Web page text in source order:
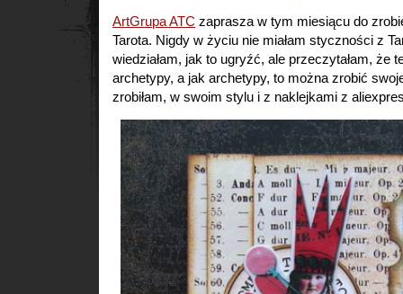
ArtGrupa ATC zaprasza w tym miesiącu do
Tarota. Nigdy w życiu nie miałam styczności z
wiedziałam, jak to ugryźć, ale przeczytałam, że
archetypy, a jak archetypy, to można zrobić
zrobiłam, w swoim stylu i z naklejkami z